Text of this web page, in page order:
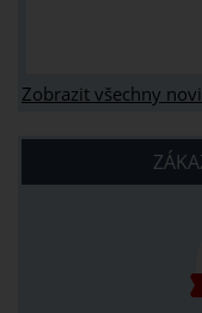
Zobrazit všechny